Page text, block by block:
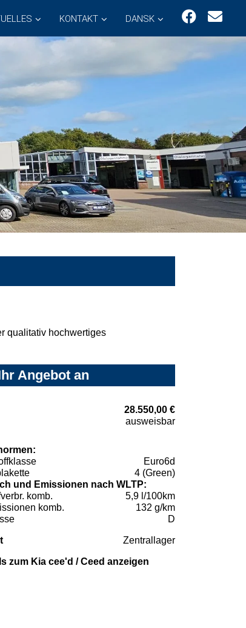
KONTAKT DANSK
qualitativ hochwertiges
Angebot an
28.550,00 €
ausweisbar
Euro6d
4 (Green)
und Emissionen nach WLTP:
komb.
5,9 l/100km
komb.
132 g/km
D
Zentrallager
zum Kia cee'd / Ceed anzeigen